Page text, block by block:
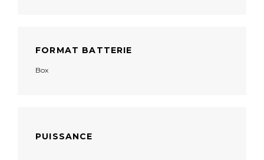
FORMAT BATTERIE
Box
PUISSANCE